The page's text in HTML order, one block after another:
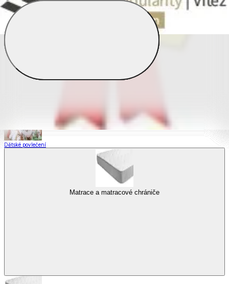
Saténové povlečení
Povlečení s fototiskem
Dětské povlečení
Matrace a matracové chrániče